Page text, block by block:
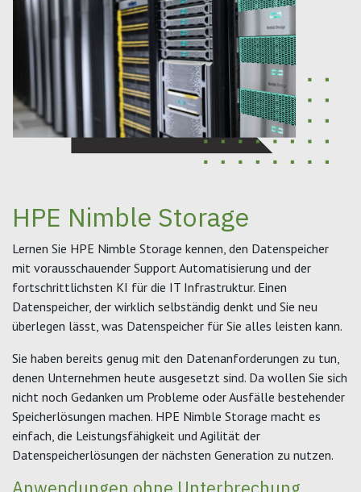
HPE Nimble Storage
Lernen Sie HPE Nimble Storage kennen, den Datenspeicher
mit vorausschauender Support Automatisierung und der
fortschrittlichsten KI für die IT Infrastruktur. Einen
Datenspeicher, der wirklich selbständig denkt und Sie neu
überlegen lässt, was Datenspeicher für Sie alles leisten kann.
Sie haben bereits genug mit den Datenanforderungen zu tun,
denen Unternehmen heute ausgesetzt sind. Da wollen Sie sich
nicht noch Gedanken um Probleme oder Ausfälle bestehender
Speicherlösungen machen. HPE Nimble Storage macht es
einfach, die Leistungsfähigkeit und Agilität der
Datenspeicherlösungen der nächsten Generation zu nutzen.